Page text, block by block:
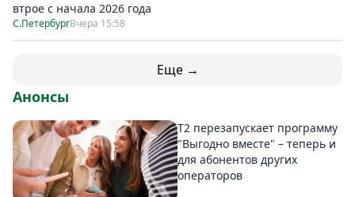
втрое с начала 2026 года
С.ПетербургВчера 15:58
Еще →
Анонсы
Т2 перезапускает программу
"Выгодно вместе" – теперь и
для абонентов других
операторов